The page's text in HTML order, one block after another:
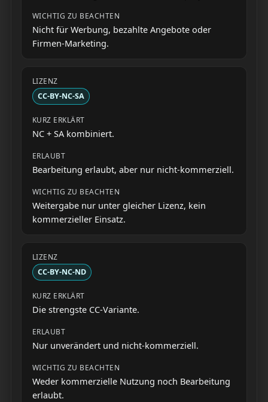
Nicht für Werbung, bezahlte Angebote oder
Firmen-Marketing.
CC-BY-NC-SA
NC + SA kombiniert.
Bearbeitung erlaubt, aber nur nicht-kommerziell.
Weitergabe nur unter gleicher Lizenz, kein
kommerzieller Einsatz.
CC-BY-NC-ND
Die strengste CC-Variante.
Nur unverändert und nicht-kommerziell.
Weder kommerzielle Nutzung noch Bearbeitung
erlaubt.